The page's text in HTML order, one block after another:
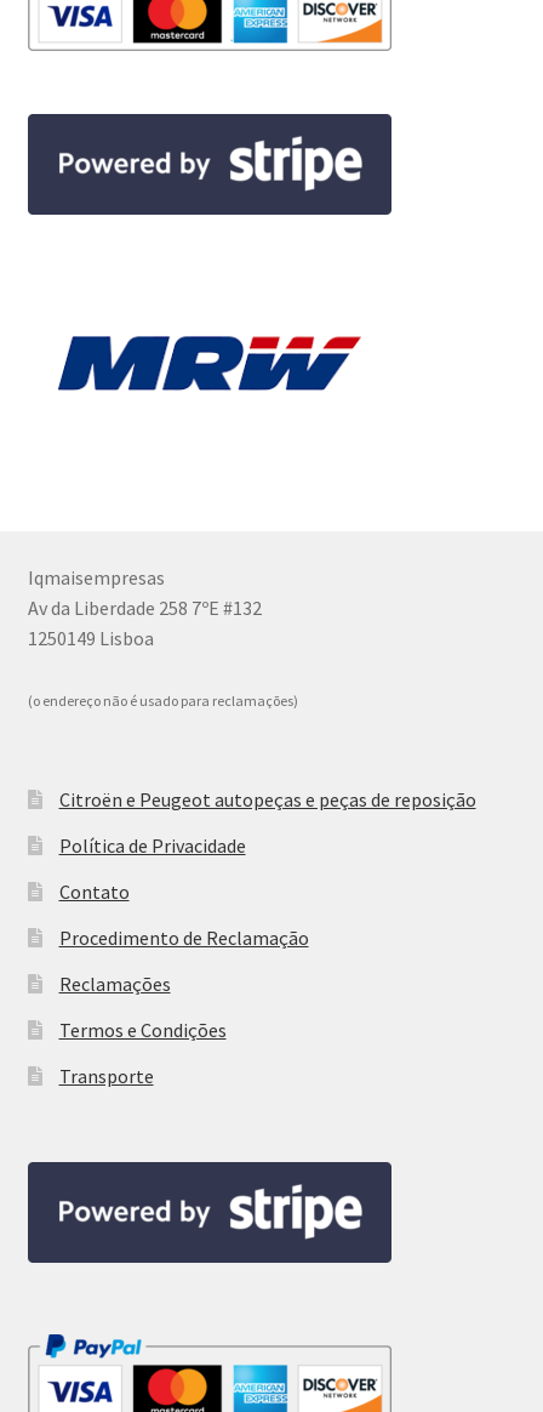
Iqmaisempresas
Av da Liberdade 258 7ºE #132
1250149 Lisboa
(o endereço não é usado para reclamações)
Citroën e Peugeot autopeças e peças de reposição
Política de Privacidade
Contato
Procedimento de Reclamação
Reclamações
Termos e Condições
Transporte